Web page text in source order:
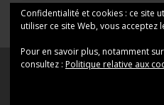
Rechercher
Confidentialité et cookies : ce site
utiliser ce site Web, vous acceptez
Pour en savoir plus, notamment
consultez : Politique relative aux